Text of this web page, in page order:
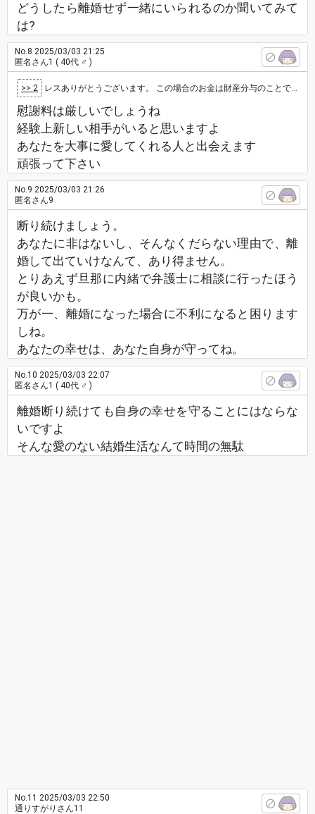
どうしたら離婚せず一緒にいられるのか聞いてみて
は?
No.8 2025/03/03 21:25
匿名さん1 ( 40代 ♂ )
>> 2 レスありがとうございます。 この場合のお金は財産分与のことですか？ 慰謝料は発生しないですよね…？ やはり離婚するしかないです…
慰謝料は厳しいでしょうね
経験上新しい相手がいると思いますよ
あなたを大事に愛してくれる人と出会えます
頑張って下さい
No.9 2025/03/03 21:26
匿名さん9
断り続けましょう。
あなたに非はないし、そんなくだらない理由で、離
婚して出ていけなんて、あり得ません。
とりあえず旦那に内緒で弁護士に相談に行ったほう
が良いかも。
万が一、離婚になった場合に不利になると困ります
しね。
あなたの幸せは、あなた自身が守ってね。
No.10 2025/03/03 22:07
匿名さん1 ( 40代 ♂ )
離婚断り続けても自身の幸せを守ることにはならな
いですよ
そんな愛のない結婚生活なんて時間の無駄
No.11 2025/03/03 22:50
通りすがりさん11